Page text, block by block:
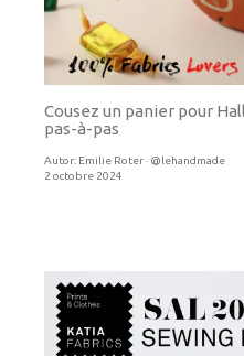
Cousez un panier pour
pas-à-pas
Autor: Emilie Roter · @lehandmade
2 octobre 2024